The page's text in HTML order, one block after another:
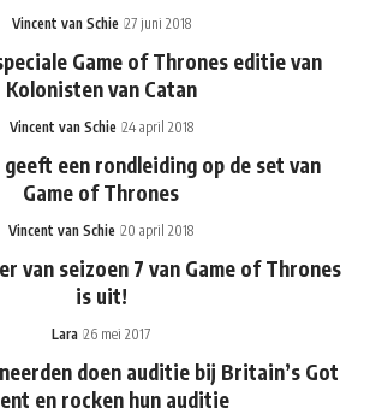
Vincent van Schie 27 juni 2018
Game of Thrones editie van
Kolonisten van Catan
Vincent van Schie 24 april 2018
een rondleiding op de set van
Game of Thrones
Vincent van Schie 20 april 2018
van seizoen 7 van Game of Thrones
is uit!
Lara 26 mei 2017
doen auditie bij Britain’s Got
en rocken hun auditie